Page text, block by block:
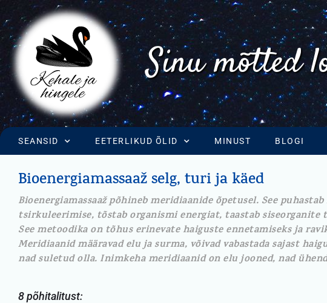
Sinu mõtted
SEANSID EETERLIKUD ÕLID MINUST BLOGI
Bioenergiamassaaž selg, turi ja käed
Bioenergiamassaaž põhineb meridiaanide õpetusel. See
tsirkuleerimise, tõstab organismi energiat, taastab siseorganite
See metoodika on tõhus erinevate haiguste ennetamiseks ja
Meridiaanid määravad elu ja surma, võivad vabastada sajast
nad suletud olla. Inimkeha meridiaanid on elu jooned, nad
8 põhitalitust: